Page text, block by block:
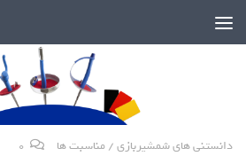
دانستنی های شمشیربازی/مناسبت ها 0